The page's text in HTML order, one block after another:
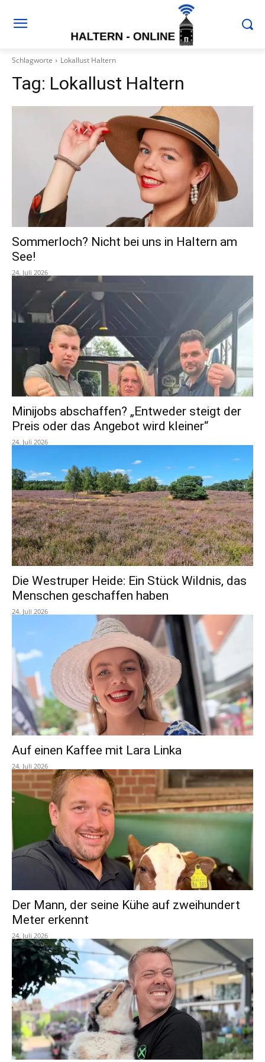
Schlagworte Lokallust Haltern
Tag: Lokallust Haltern
Sommerloch? Nicht bei uns in Haltern am
See!
24. Juli 2026
Minijobs abschaffen? „Entweder steigt der
Preis oder das Angebot wird kleiner“
24. Juli 2026
Die Westruper Heide: Ein Stück Wildnis, das
Menschen geschaffen haben
24. Juli 2026
Auf einen Kaffee mit Lara Linka
24. Juli 2026
Der Mann, der seine Kühe auf zweihundert
Meter erkennt
24. Juli 2026